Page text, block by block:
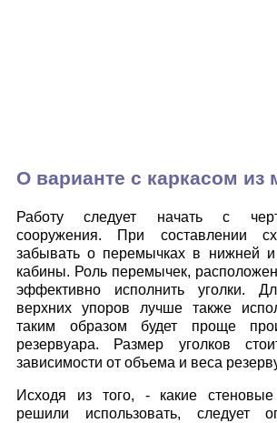
О варианте с каркасом из
Работу следует начать с
сооружения. При составлении
забывать о перемычках в нижней и
кабины. Роль перемычек,
эффективно исполнить уголки.
верхних упоров лучше также
таким образом будет проще
резервуара. Размер уголков
зависимости от объема и веса
Исходя из того, - какие
решили использовать, следует